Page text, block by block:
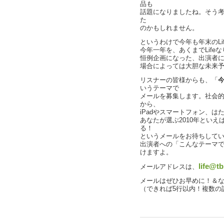
品も
話題になりましたね。そう
た
のかもしれません。
というわけで今年も年末の
今年一年を、あくまでLife
恒例企画になった、出演者
場合によっては大胆な未来
リスナーの皆様からも、「
いうテーマで
メールを募集します。社会
から、
iPadやスマートフォン、は
あなたが選ぶ2010年といえ
る！
というメールをお待ちして
出演者への「こんなテーマ
けますよ。
メールアドレスは、
メールはぜひお早めに！＆
（できれば5行以内！複数